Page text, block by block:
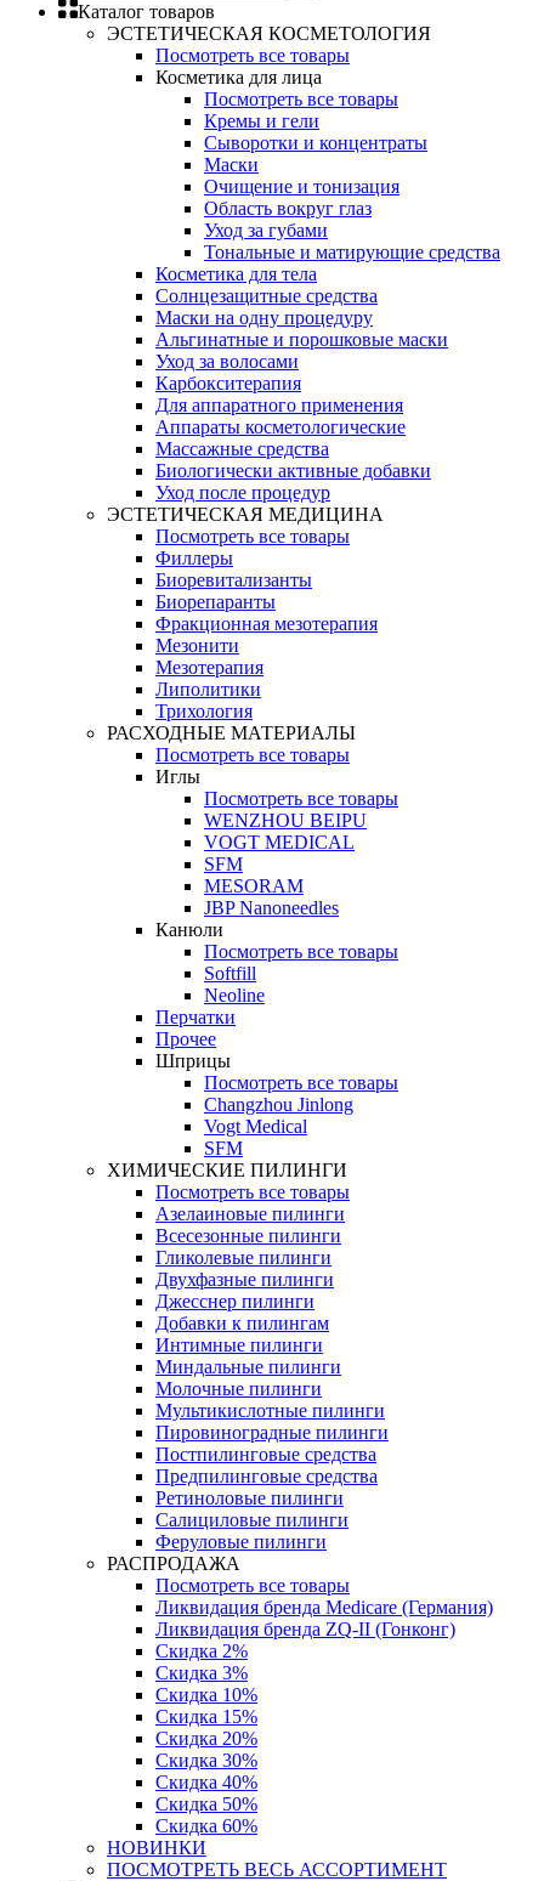
Каталог товаров
ЭСТЕТИЧЕСКАЯ КОСМЕТОЛОГИЯ
Посмотреть все товары
Косметика для лица
Посмотреть все товары
Кремы и гели
Сыворотки и концентраты
Маски
Очищение и тонизация
Область вокруг глаз
Уход за губами
Тональные и матирующие средства
Косметика для тела
Солнцезащитные средства
Маски на одну процедуру
Альгинатные и порошковые маски
Уход за волосами
Карбокситерапия
Для аппаратного применения
Аппараты косметологические
Массажные средства
Биологически активные добавки
Уход после процедур
ЭСТЕТИЧЕСКАЯ МЕДИЦИНА
Посмотреть все товары
Филлеры
Биоревитализанты
Биорепаранты
Фракционная мезотерапия
Мезонити
Мезотерапия
Липолитики
Трихология
РАСХОДНЫЕ МАТЕРИАЛЫ
Посмотреть все товары
Иглы
Посмотреть все товары
WENZHOU BEIPU
VOGT MEDICAL
SFM
MESORAM
JBP Nanoneedles
Канюли
Посмотреть все товары
Softfill
Neoline
Перчатки
Прочее
Шприцы
Посмотреть все товары
Changzhou Jinlong
Vogt Medical
SFM
ХИМИЧЕСКИЕ ПИЛИНГИ
Посмотреть все товары
Азелаиновые пилинги
Всесезонные пилинги
Гликолевые пилинги
Двухфазные пилинги
Джесснер пилинги
Добавки к пилингам
Интимные пилинги
Миндальные пилинги
Молочные пилинги
Мультикислотные пилинги
Пировиноградные пилинги
Постпилинговые средства
Предпилинговые средства
Ретиноловые пилинги
Салициловые пилинги
Феруловые пилинги
РАСПРОДАЖА
Посмотреть все товары
Ликвидация бренда Medicare (Германия)
Ликвидация бренда ZQ-II (Гонконг)
Скидка 2%
Скидка 3%
Скидка 10%
Скидка 15%
Скидка 20%
Скидка 30%
Скидка 40%
Скидка 50%
Скидка 60%
НОВИНКИ
ПОСМОТРЕТЬ ВЕСЬ АССОРТИМЕНТ